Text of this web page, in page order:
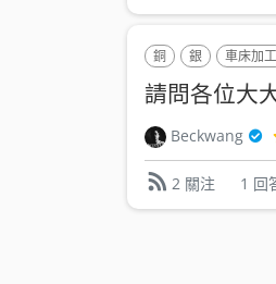
銅 銀 車床加工
請問各位大
Beckwang
2 關注 1 回